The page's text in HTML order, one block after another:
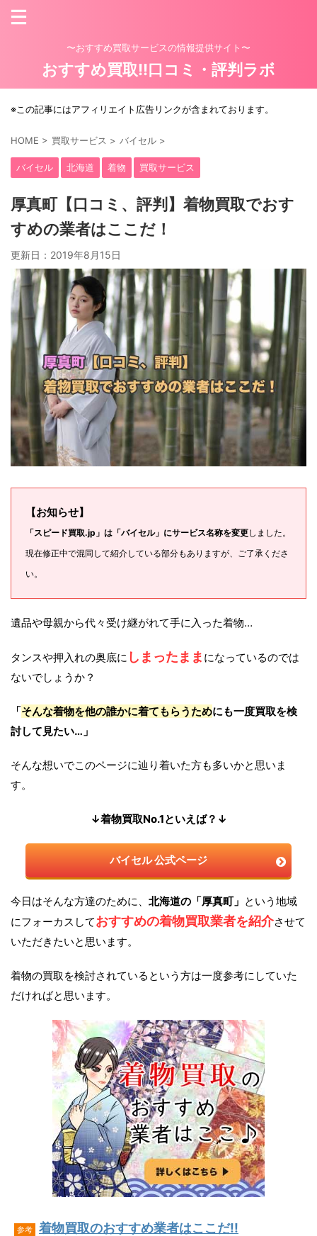
〜おすすめ買取サービスの情報提供サイト〜
おすすめ買取!!口コミ・評判ラボ
※この記事にはアフィリエイト広告リンクが含まれております。
HOME > 買取サービス > バイセル >
バイセル 北海道 着物 買取サービス
厚真町【口コミ、評判】着物買取でおす
すめの業者はここだ！
更新日： 2019年8月15日
【お知らせ】
「スピード買取.jp」は「バイセル」にサービス名称を変更しました。
現在修正中で混同して紹介している部分もありますが、ご了承くださ
い。
遺品や母親から代々受け継がれて手に入った着物…
タンスや押入れの奥底に しまったまま になっているのでは
ないでしょうか？
「そんな着物を他の誰かに着てもらうためにも一度買取を検
討して見たい…」
そんな想いでこのページに辿り着いた方も多いかと思いま
す。
↓着物買取No.1といえば？↓
バイセル 公式ページ
今日はそんな方達のために、 北海道の「厚真町」 という地域
にフォーカスしておすすめの着物買取業者を紹介させて
いただきたいと思います。
着物の買取を検討されているという方は一度参考にしていた
だければと思います。
参考 着物買取のおすすめ業者はここだ!!